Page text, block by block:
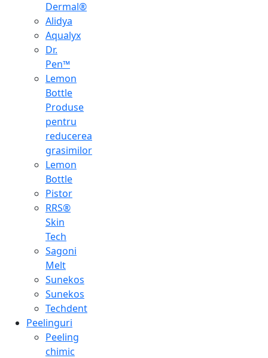
Dermal®
Alidya
Aqualyx
Dr.
Pen™
Lemon
Bottle
Produse
pentru
reducerea
grasimilor
Lemon
Bottle
Pistor
RRS®
Skin
Tech
Sagoni
Melt
Sunekos
Sunekos
Techdent
Peelinguri
Peeling
chimic